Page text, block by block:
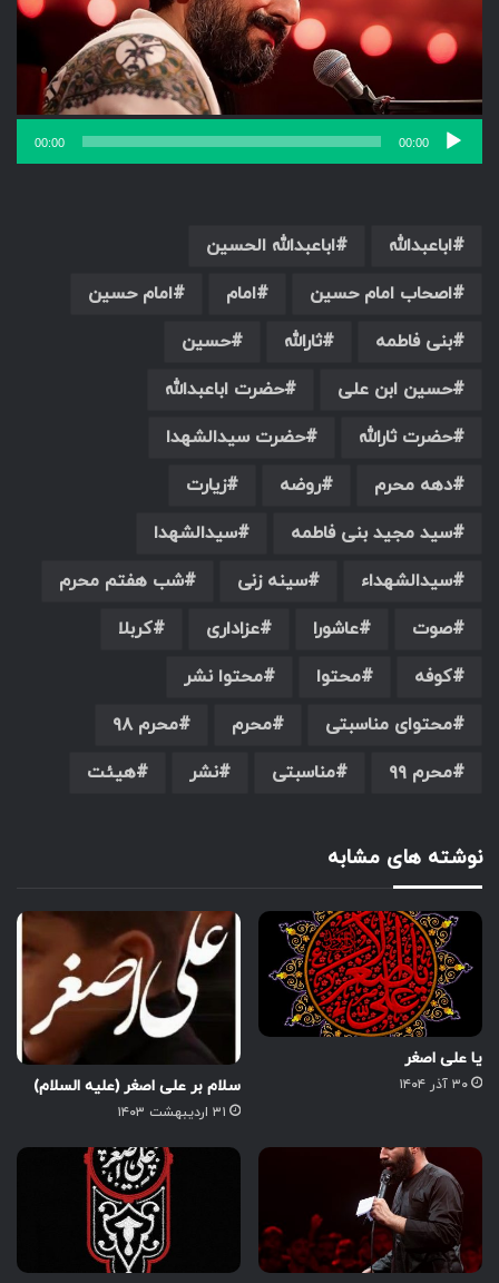
00:00
00:00
اباعبدالله
اباعبدالله الحسین
اصحاب امام حسین
امام
امام حسین
بنی فاطمه
ثارالله
حسین
حسین ابن علی
حضرت اباعبدالله
حضرت ثارالله
حضرت سیدالشهدا
دهه محرم
روضه
زیارت
سید مجید بنی فاطمه
سیدالشهدا
سیدالشهداء
سینه زنی
شب هفتم محرم
صوت
عاشورا عزاداری
کربلا
کوفه
محتوا
محتوا نشر
محتوای مناسبتی
محرم
محرم ۹۸
محرم ۹۹
مناسبتی نشر هیئت
نوشته های مشابه
یا علی اصغر
۳۰ آذر ۱۴۰۴ سلام بر علی اصغر (علیه السلام)
۳۱ اردیبهشت ۱۴۰۳